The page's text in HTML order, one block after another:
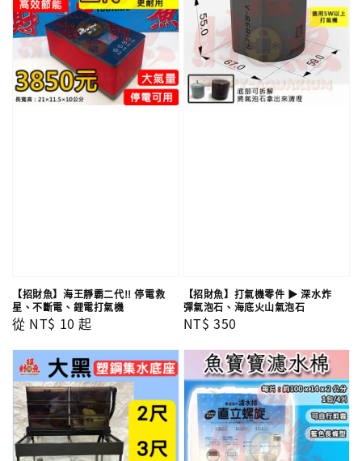
【招財魚】海王靜霸二代!! 停電救
星、不斷電、鋰電打氣機
Regular
從 NT$ 10 起
【招財魚】打氣機零件 ▶ 深水炸
彈氣泡石、海底火山氣泡石
Regular
NT$ 350